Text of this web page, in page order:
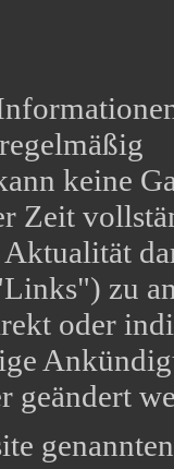
keine
Zeit
zu
oder
geändert